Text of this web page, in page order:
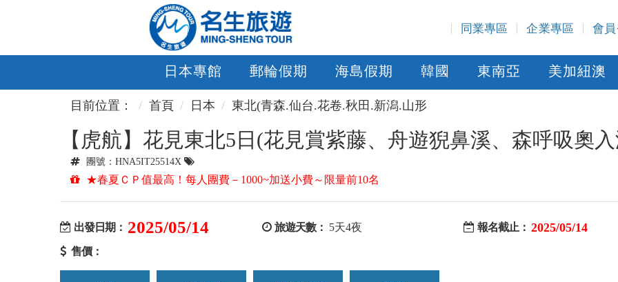
同業專區 企業專區 會
日本專館 郵輪假期 海島假期 韓國 東南亞 美加紐澳
目前位置： 首頁 日本 東北(青森.仙台.花卷.秋田.新潟.山形
【虎航】花見東北5日(花見賞紫藤、舟遊猊鼻溪、森呼吸奧
團號：HNA5IT25514X
★春夏ＣＰ值最高！每人團費－1000~加送小費～限量前10名
出發日期： 2025/05/14 旅遊天數： 5天4夜 報名截止： 2025/05/14
售價：